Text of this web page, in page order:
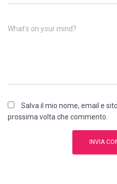
What's on your mind?
Salva il mio nome, email e
prossima volta che commento.